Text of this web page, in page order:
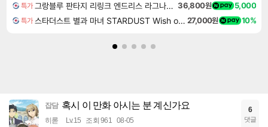
특가 그랑블루 판타지 리링크 엔드리스 라그나로크 업그레이드 킷 Granblue Fantasy Relink Endless Ragnarok Upgrade Kit DLC 36,800원 5,000
특가 스타더스트 별과 마녀 STARDUST Wish of Witch 27,000원 10%
잡담 혹시 이 만화 아시는 분 계신가요
히롣 Lv.15 조회 961 08-05
6
댓글